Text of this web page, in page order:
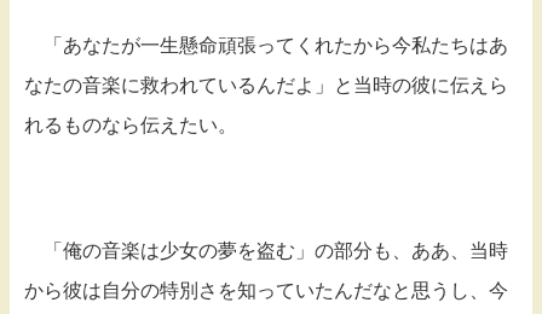
「あなたが一生懸命頑張ってくれたから今私たちはあ
なたの音楽に救われているんだよ」と当時の彼に伝えら
れるものなら伝えたい。
「俺の音楽は少女の夢を盗む」の部分も、ああ、当時
から彼は自分の特別さを知っていたんだなと思うし、今